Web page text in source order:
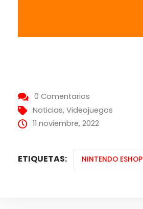
0 Comentarios
Noticias,Videojuegos
11 noviembre, 2022
ETIQUETAS: NINTENDO ESHOP